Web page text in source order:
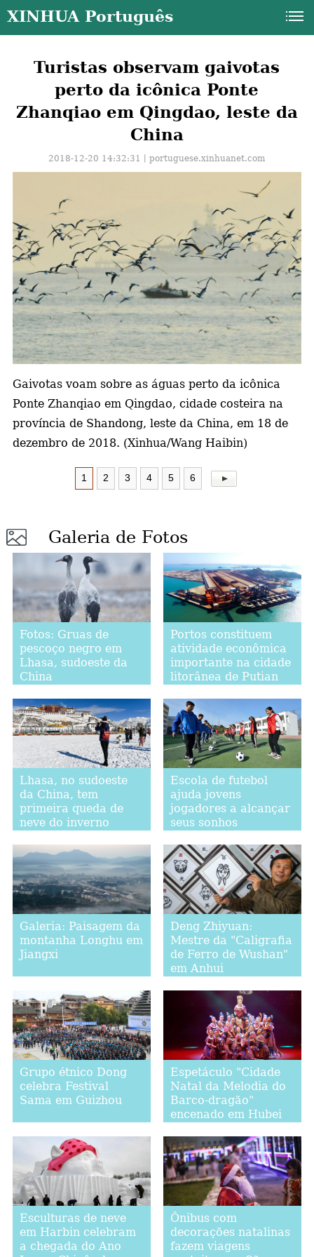
XINHUA Português
Turistas observam gaivotas
perto da icônica Ponte
Zhanqiao em Qingdao, leste da
China
2018-12-20 14:32:31丨portuguese.xinhuanet.com
Gaivotas voam sobre as águas perto da icônica
Ponte Zhanqiao em Qingdao, cidade costeira na
província de Shandong, leste da China, em 18 de
dezembro de 2018. (Xinhua/Wang Haibin)
1 2 3 4 5 6
Galeria de Fotos
Fotos: Gruas de
pescoço negro em
Lhasa, sudoeste da
China
Portos constituem
atividade econômica
importante na cidade
litorânea de Putian
Lhasa, no sudoeste
da China, tem
primeira queda de
neve do inverno
Escola de futebol
ajuda jovens
jogadores a alcançar
seus sonhos
Galeria: Paisagem da
montanha Longhu em
Jiangxi
Deng Zhiyuan:
Mestre da "Caligrafia
de Ferro de Wushan"
em Anhui
Grupo étnico Dong
celebra Festival
Sama em Guizhou
Espetáculo "Cidade
Natal da Melodia do
Barco-dragão"
encenado em Hubei
Esculturas de neve
em Harbin celebram
a chegada do Ano
Ônibus com
decorações natalinas
fazem viagens